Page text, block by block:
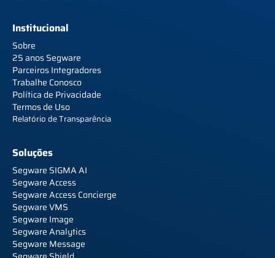
Institucional
Sobre
25 anos Segware
Parceiros Integradores
Trabalhe Conosco
Política de Privacidade
Termos de Uso
Relatório de Transparência
Soluções
Segware SIGMA AI
Segware Access
Segware Access Concierge
Segware VMS
Segware Image
Segware Analytics
Segware Message